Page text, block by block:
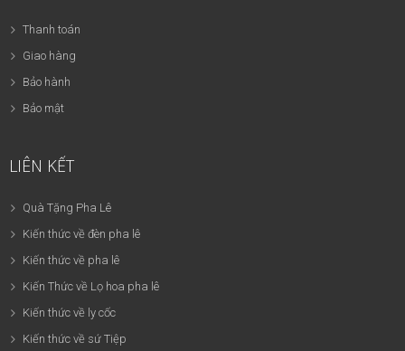
Thanh toán
Giao hàng
Bảo hành
Bảo mật
LIÊN KẾT
Quà Tặng Pha Lê
Kiến thức về đèn pha lê
Kiến thức về pha lê
Kiến Thức về Lọ hoa pha lê
Kiến thức về ly cốc
Kiến thức về sứ Tiệp